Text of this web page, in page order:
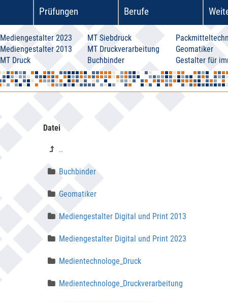
Prüfungen Berufe
Mediengestalter 2023
Mediengestalter 2013
MT Druck
MT Siebdruck
MT Druckverarbeitung
Buchbinder
Geomatiker
Gestalter für
Datei
..
Buchbinder
Geomatiker
Mediengestalter Digital und Print 2013
Mediengestalter Digital und Print 2023
Medientechnologe_Druck
Medientechnologe_Druckverarbeitung